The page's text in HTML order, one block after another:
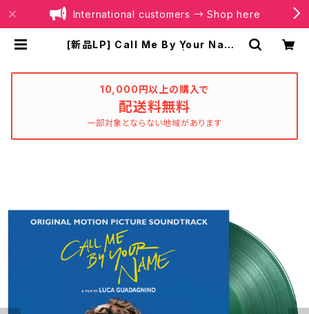
International customers → Shop here
[新品LP] Call Me By Your Name
10,000円以上の購入で
配送料無料
一部対象とならない地域があります